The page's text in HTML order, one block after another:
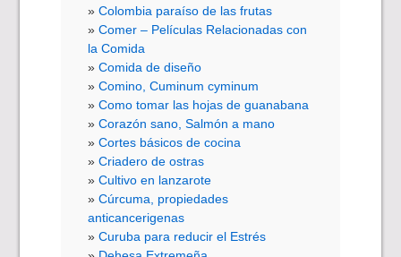
Colombia paraíso de las frutas
Comer – Películas Relacionadas con
la Comida
Comida de diseño
Comino, Cuminum cyminum
Como tomar las hojas de guanabana
Corazón sano, Salmón a mano
Cortes básicos de cocina
Criadero de ostras
Cultivo en lanzarote
Cúrcuma, propiedades
anticancerigenas
Curuba para reducir el Estrés